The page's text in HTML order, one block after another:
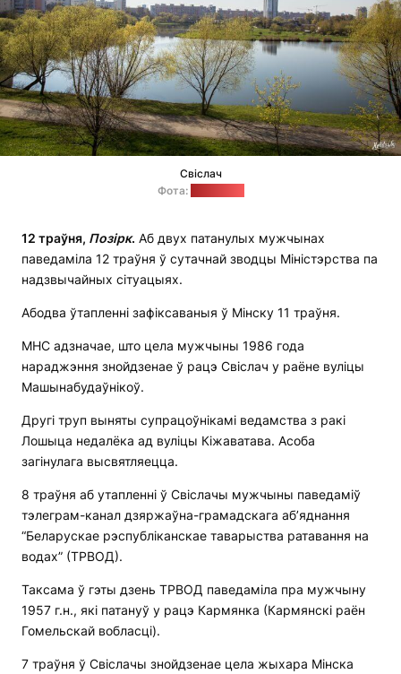
Свіслач
Фота:
12 траўня, Позірк. Аб двух патанулых мужчынах
паведаміла 12 траўня ў сутачнай зводцы Міністэрства па
надзвычайных сітуацыях.
Абодва ўтапленні зафіксаваныя ў Мінску 11 траўня.
МНС адзначае, што цела мужчыны 1986 года
нараджэння знойдзенае ў рацэ Свіслач у раёне вуліцы
Машынабудаўнікоў.
Другі труп выняты супрацоўнікамі ведамства з ракі
Лошыца недалёка ад вуліцы Кіжаватава. Асоба
загінулага высвятляецца.
8 траўня аб утапленні ў Свіслачы мужчыны паведаміў
тэлеграм-канал дзяржаўна-грамадскага аб’яднання
“Беларускае рэспубліканскае таварыства ратавання на
водах” (ТРВОД).
Таксама ў гэты дзень ТРВОД паведаміла пра мужчыну
1957 г.н., які патануў у рацэ Кармянка (Кармянскі раён
Гомельскай вобласці).
7 траўня ў Свіслачы знойдзенае цела жыхара Мінска